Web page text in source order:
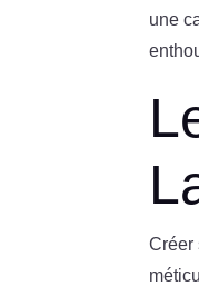
une
Créer